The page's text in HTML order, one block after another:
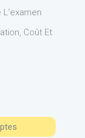
Coût Et